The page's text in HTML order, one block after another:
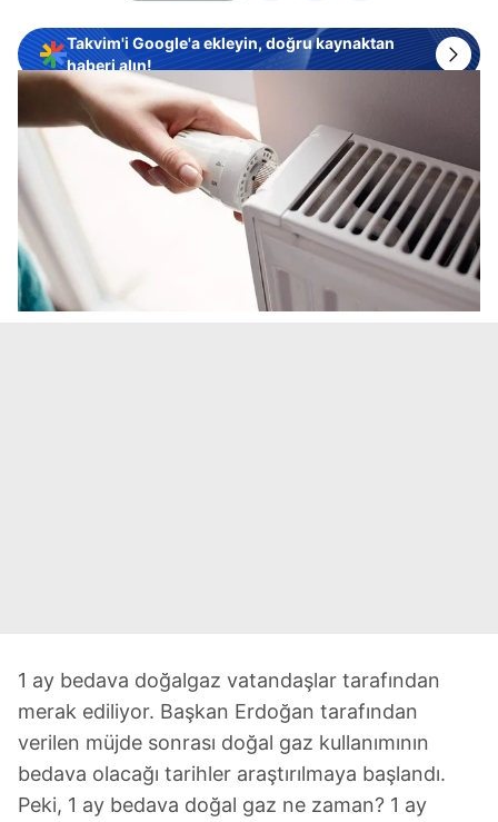
Takvim'i Google'a ekleyin, doğru kaynaktan
haberi alın!
1 ay bedava doğalgaz vatandaşlar tarafından
merak ediliyor. Başkan Erdoğan tarafından
verilen müjde sonrası doğal gaz kullanımının
bedava olacağı tarihler araştırılmaya başlandı.
Peki, 1 ay bedava doğal gaz ne zaman? 1 ay